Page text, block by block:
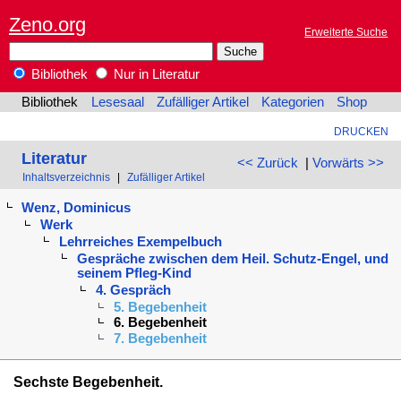
Zeno.org Erweiterte Suche
Bibliothek
Nur in Literatur
Bibliothek
Lesesaal Zufälliger Artikel Kategorien Shop
DRUCKEN
<< Zurück | Vorwärts >>
Literatur
Inhaltsverzeichnis Zufälliger Artikel
Wenz, Dominicus
Werk
Lehrreiches Exempelbuch
Gespräche zwischen dem Heil. Schutz-Engel, und
seinem Pfleg-Kind
4. Gespräch
5. Begebenheit
6. Begebenheit
7. Begebenheit
Sechste Begebenheit.